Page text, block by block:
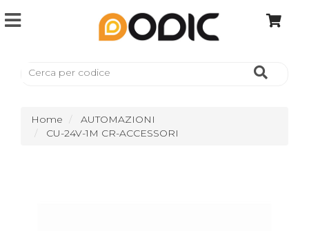
Home
AUTOMAZIONI
CU-24V-1M CR-ACCESSORI